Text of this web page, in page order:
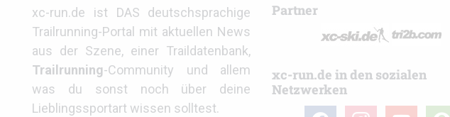
xc-run.de ist DAS deutschsprachige
Trailrunning-Portal mit aktuellen News
aus der Szene, einer Traildatenbank,
Trailrunning-Community und allem
was du sonst noch über deine
Lieblingssportart wissen solltest.
Partner
xc-run.de in den sozialen
Netzwerken